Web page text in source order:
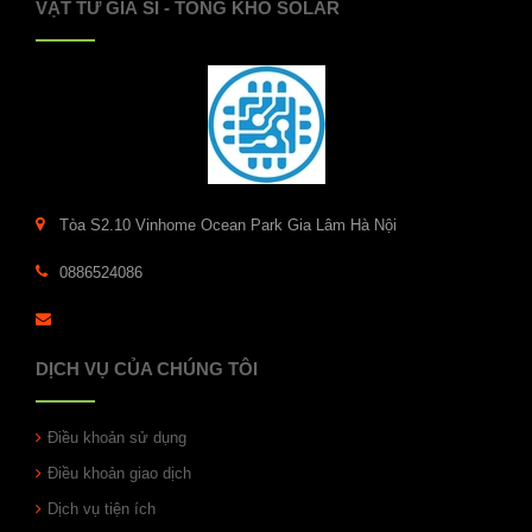
VẬT TƯ GIÁ SỈ - TỔNG KHO SOLAR
Tòa S2.10 Vinhome Ocean Park Gia Lâm Hà Nội
0886524086
DỊCH VỤ CỦA CHÚNG TÔI
Điều khoản sử dụng
Điều khoản giao dịch
Dịch vụ tiện ích